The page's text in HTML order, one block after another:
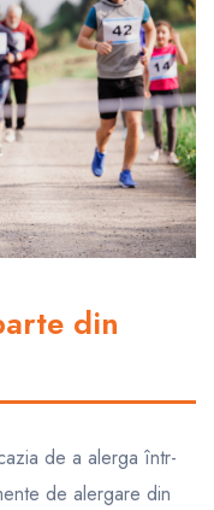
din
de a alerga într-
de alergare din